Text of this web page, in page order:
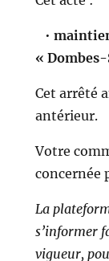
•
«
Cet arrêté
antérieur.
Votre
concernée
La
s’informer
vigueur,